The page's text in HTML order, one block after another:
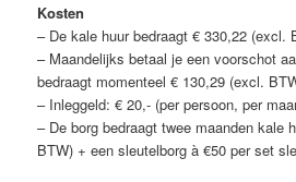
Kosten
– De kale huur bedraagt € 330,22 (excl.
– Maandelijks betaal je een voorschot
bedraagt momenteel € 130,29 (excl.
– Inleggeld: € 20,- (per persoon, per
– De borg bedraagt twee maanden kale
BTW) + een sleutelborg à €50 per set